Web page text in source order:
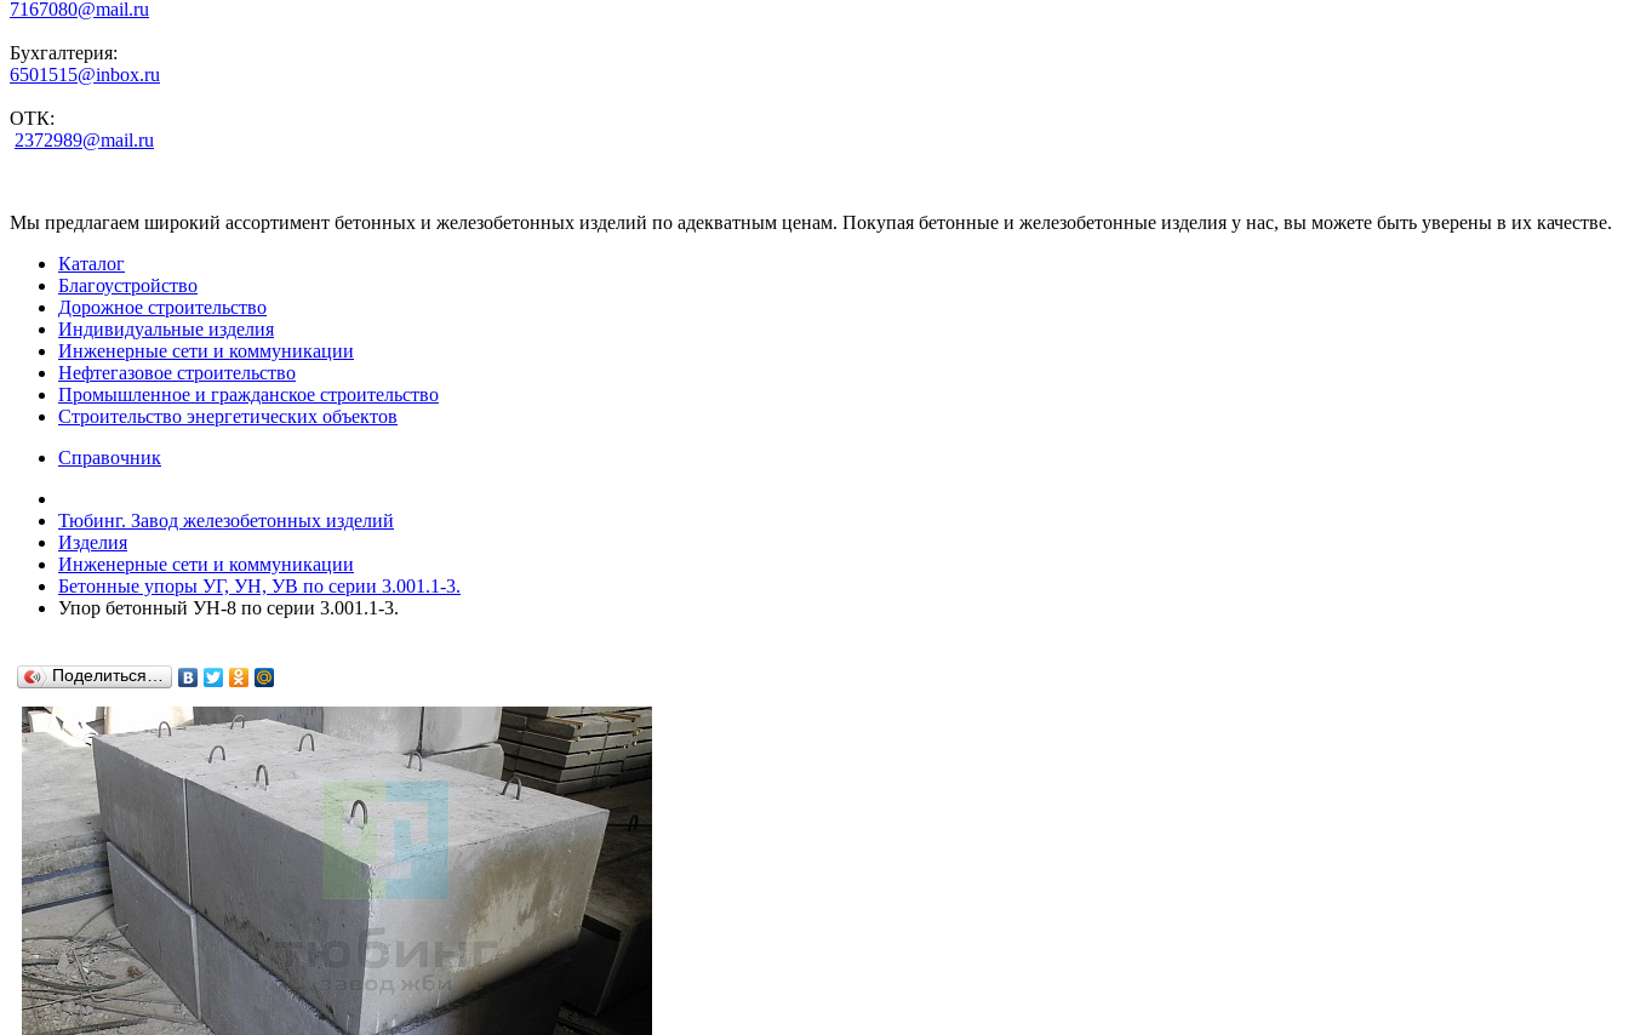
7167080@mail.ru
Бухгалтерия:
6501515@inbox.ru
ОТК:
2372989@mail.ru
Мы предлагаем широкий ассортимент бетонных и железобетонных изделий по адекватным ценам. Покупая бетонные и железобетонные изделия у нас, вы можете быть уверены в их качестве.
Каталог
Благоустройство
Дорожное строительство
Индивидуальные изделия
Инженерные сети и коммуникации
Нефтегазовое строительство
Промышленное и гражданское строительство
Строительство энергетических объектов
Справочник
Тюбинг. Завод железобетонных изделий
Изделия
Инженерные сети и коммуникации
Бетонные упоры УГ, УН, УВ по серии 3.001.1-3.
Упор бетонный УН-8 по серии 3.001.1-3.
Поделиться…